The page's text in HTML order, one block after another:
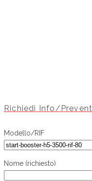
Richiedi Info/
Modello/RIF
Nome (richiesto)